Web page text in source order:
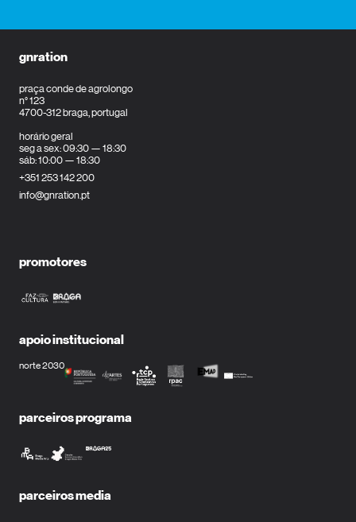
gnration
praça conde de agrolongo
n° 123
4700-312 braga, portugal
horário geral
seg a sex: 09:30 — 18:30
sáb: 10:00 — 18:30
+351 253 142 200
info@gnration.pt
promotores
apoio institucional
norte 2030
parceiros programa
parceiros media